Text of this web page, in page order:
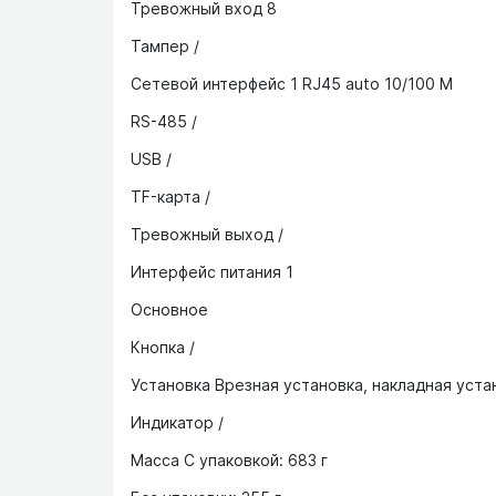
Тревожный вход 8
Тампер /
Сетевой интерфейс 1 RJ45 auto 10/100 M
RS-485 /
USB /
TF-карта /
Тревожный выход /
Интерфейс питания 1
Основное
Кнопка /
Установка Врезная установка, накладная
Индикатор /
Масса С упаковкой: 683 г